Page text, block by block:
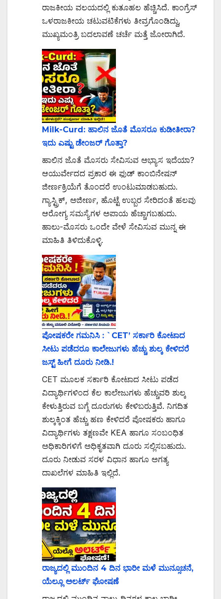
ರಾಜಕೀಯ ವಲಯದಲ್ಲಿ ಕುತೂಹಲ ಹೆಚ್ಚಿಸಿದೆ. ಕಾಂಗ್ರೆಸ್
ಒಳರಾಜಕೀಯ ಚಟುವಟಿಕೆಗಳು ತೀವ್ರಗೊಂಡಿದ್ದು,
ಮುಖ್ಯಮಂತ್ರಿ ಬದಲಾವಣೆ ಚರ್ಚೆ ಮತ್ತೆ ಜೋರಾಗಿದೆ.
Milk-Curd: ಹಾಲಿನ ಜೊತೆ ಮೊಸರೂ ಕುಡೀತೀರಾ?
ಇದು ಎಷ್ಟು ಡೇಂಜರ್ ಗೊತ್ತಾ?
ಹಾಲಿನ ಜೊತೆ ಮೊಸರು ಸೇವಿಸುವ ಅಭ್ಯಾಸ ಇದೆಯಾ?
ಆಯುರ್ವೇದದ ಪ್ರಕಾರ ಈ ಫುಡ್ ಕಾಂಬಿನೇಷನ್
ಜೀರ್ಣಕ್ರಿಯೆಗೆ ತೊಂದರೆ ಉಂಟುಮಾಡಬಹುದು.
ಗ್ಯಾಸ್ಟ್ರಿಕ್, ಅಜೀರ್ಣ, ಹೊಟ್ಟೆ ಉಬ್ಬರ ಸೇರಿದಂತೆ ಹಲವು
ಆರೋಗ್ಯ ಸಮಸ್ಯೆಗಳ ಅಪಾಯ ಹೆಚ್ಚಾಗಬಹುದು.
ಹಾಲು-ಮೊಸರು ಒಂದೇ ವೇಳೆ ಸೇವಿಸುವ ಮುನ್ನ ಈ
ಮಾಹಿತಿ ತಿಳಿದುಕೊಳ್ಳಿ.
ಪೋಷಕರೇ ಗಮನಿಸಿ : `CET’ ಸರ್ಕಾರಿ ಕೋಟಾದ
ಸೀಟು ಪಡೆದರೂ ಕಾಲೇಜುಗಳು ಹೆಚ್ಚು ಶುಲ್ಕ ಕೇಳಿದರೆ
ಜಸ್ಟ್ ಹೀಗೆ ದೂರು ನೀಡಿ.!
CET ಮೂಲಕ ಸರ್ಕಾರಿ ಕೋಟಾದ ಸೀಟು ಪಡೆದ
ವಿದ್ಯಾರ್ಥಿಗಳಿಂದ ಕೆಲ ಕಾಲೇಜುಗಳು ಹೆಚ್ಚುವರಿ ಶುಲ್ಕ
ಕೇಳುತ್ತಿರುವ ಬಗ್ಗೆ ದೂರುಗಳು ಕೇಳಿಬರುತ್ತಿವೆ. ನಿಗದಿತ
ಶುಲ್ಕಕ್ಕಿಂತ ಹೆಚ್ಚು ಹಣ ಕೇಳಿದರೆ ಪೋಷಕರು ಹಾಗೂ
ವಿದ್ಯಾರ್ಥಿಗಳು ತಕ್ಷಣವೇ KEA ಹಾಗೂ ಸಂಬಂಧಿತ
ಅಧಿಕಾರಿಗಳಿಗೆ ಅಧಿಕೃತವಾಗಿ ದೂರು ಸಲ್ಲಿಸಬಹುದು.
ದೂರು ನೀಡುವ ಸರಳ ವಿಧಾನ ಹಾಗೂ ಅಗತ್ಯ
ದಾಖಲೆಗಳ ಮಾಹಿತಿ ಇಲ್ಲಿದೆ.
ರಾಜ್ಯದಲ್ಲಿ ಮುಂದಿನ 4 ದಿನ ಭಾರೀ ಮಳೆ ಮುನ್ಸೂಚನೆ,
ಯೆಲ್ಲೂ ಅಲರ್ಟ್‌ ಘೋಷಣೆ